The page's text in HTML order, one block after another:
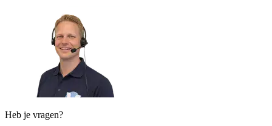
Heb je vragen?